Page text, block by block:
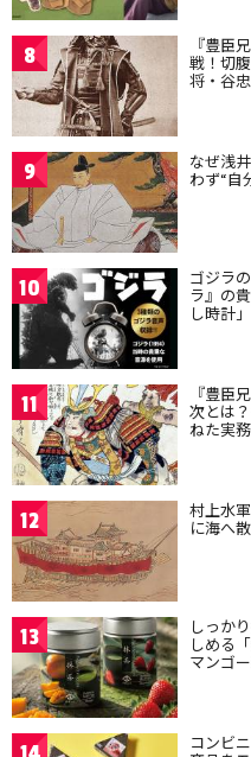
8 『豊臣
戦！切
将・谷
9 なぜ浅
わず“自
10 ゴジラ
ラ』の
し時計
11 『豊臣
次とは
ねた実
12 村上水
に海へ
13 しっか
しめる
マンゴ
コンビ